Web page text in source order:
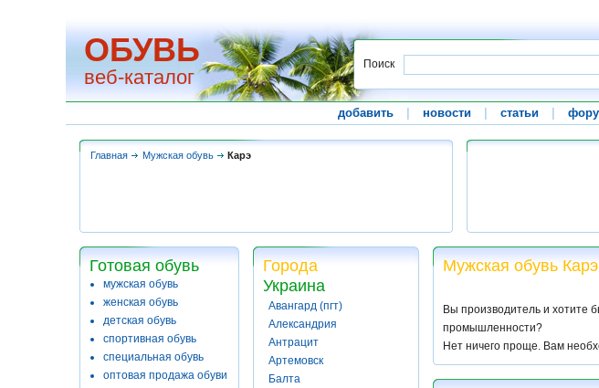
ОБУВЬ
веб-каталог
Поиск
добавить новости статьи
Главная Мужская обувь Карэ
Готовая обувь
мужская обувь
женская обувь
детская обувь
спортивная обувь
специальная обувь
оптовая продажа обуви
Города
Украина
Авангард (пгт)
Александрия
Антрацит
Артемовск
Балта
Мужская обувь
Вы производитель и хотите
промышленности?
Нет ничего проще. Вам